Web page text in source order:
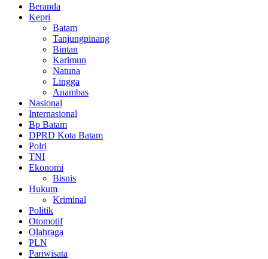
Beranda
Kepri
Batam
Tanjungpinang
Bintan
Karimun
Natuna
Lingga
Anambas
Nasional
Internasional
Bp Batam
DPRD Kota Batam
Polri
TNI
Ekonomi
Bisnis
Hukum
Kriminal
Politik
Otomotif
Olahraga
PLN
Pariwisata